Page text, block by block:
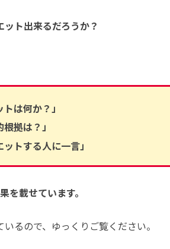
ト出来るだろうか？
は何か？」
拠は？」
ットする人に一言」
を載せています。
るので、ゆっくりご覧ください。